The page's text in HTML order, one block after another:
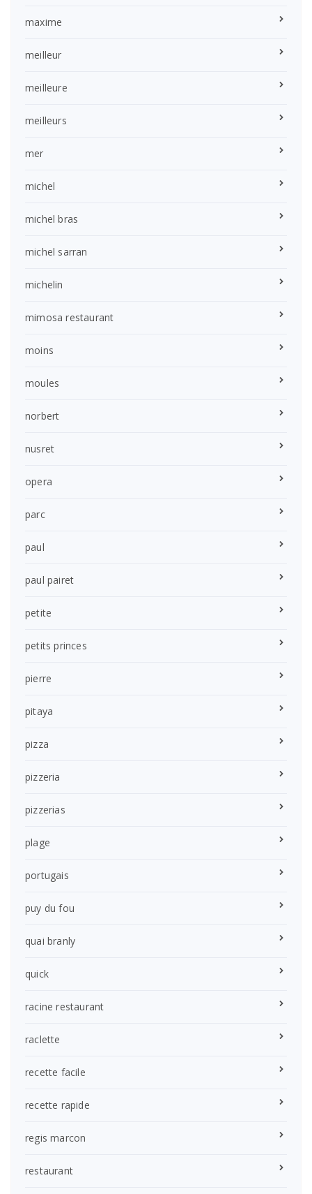
maxime
meilleur
meilleure
meilleurs
mer
michel
michel bras
michel sarran
michelin
mimosa restaurant
moins
moules
norbert
nusret
opera
parc
paul
paul pairet
petite
petits princes
pierre
pitaya
pizza
pizzeria
pizzerias
plage
portugais
puy du fou
quai branly
quick
racine restaurant
raclette
recette facile
recette rapide
regis marcon
restaurant